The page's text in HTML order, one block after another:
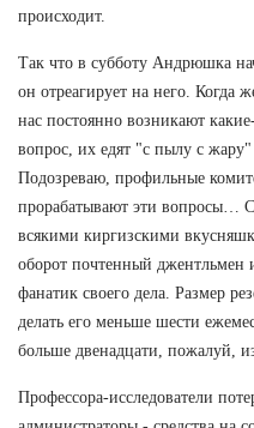
происходит.
Так что в субботу Андрюшка
он отреагирует на него. Когда
нас постоянно возникают
вопрос, их едят "с пылу с
Подозреваю, профильные
прорабатывают эти вопросы…
всякими киргизскими
оборот почтенный джентльмен
фанатик своего дела. Размер
делать его меньше шести
больше двенадцати, пожалуй,
Профессора-исследователи